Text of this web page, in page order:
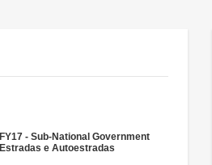
FY17 - Sub-National Government
Estradas e Autoestradas